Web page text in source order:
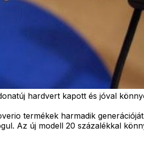
hardvert kapott és jóval
termékek harmadik
Az új modell 20 százalékkal